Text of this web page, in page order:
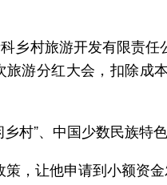
乡村旅游开发有限责任
游分红大会，扣除成
村”、中国少数民族特色
，让他申请到小额资金